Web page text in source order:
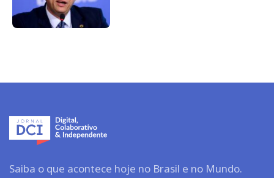
Saiba o que acontece hoje no Brasil e no Mundo.